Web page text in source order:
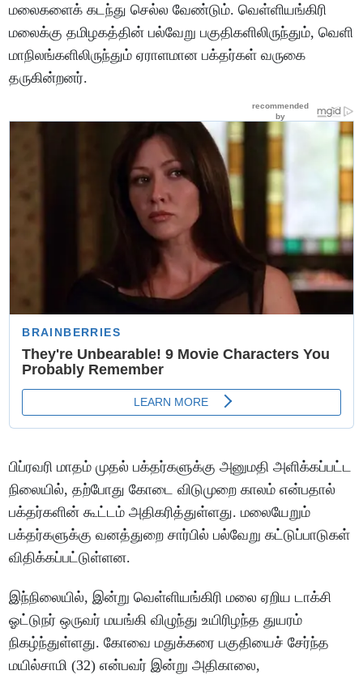
மலைகளைக் கடந்து செல்ல வேண்டும். வெள்ளியங்கிரி
மலைக்கு தமிழகத்தின் பல்வேறு பகுதிகளிலிருந்தும், வெளி
மாநிலங்களிலிருந்தும் ஏராளமான பக்தர்கள் வருகை
தருகின்றனர்.
பிப்ரவரி மாதம் முதல் பக்தர்களுக்கு அனுமதி அளிக்கப்பட்ட
நிலையில், தற்போது கோடை விடுமுறை காலம் என்பதால்
பக்தர்களின் கூட்டம் அதிகரித்துள்ளது. மலையேறும்
பக்தர்களுக்கு வனத்துறை சார்பில் பல்வேறு கட்டுப்பாடுகள்
விதிக்கப்பட்டுள்ளன.
இந்நிலையில், இன்று வெள்ளியங்கிரி மலை ஏறிய டாக்சி
ஓட்டுநர் ஒருவர் மயங்கி விழுந்து உயிரிழந்த துயரம்
நிகழ்ந்துள்ளது. கோவை மதுக்கரை பகுதியைச் சேர்ந்த
மயில்சாமி (32) என்பவர் இன்று அதிகாலை,